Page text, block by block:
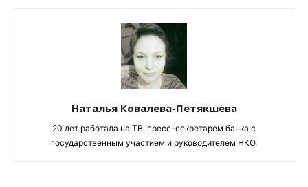
Наталья Ковалева-Петякшева
20 лет работала на ТВ, пресс-секретарем банка с
государственным участием и руководителем НКО.